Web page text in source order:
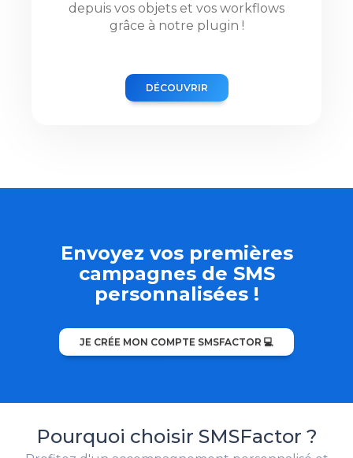
depuis vos objets et vos workflows
grâce à notre plugin !
DÉCOUVRIR
Envoyez vos premières
campagnes de SMS
personnalisées !
JE CRÉE MON COMPTE SMSFACTOR 💻
Pourquoi choisir SMSFactor ?